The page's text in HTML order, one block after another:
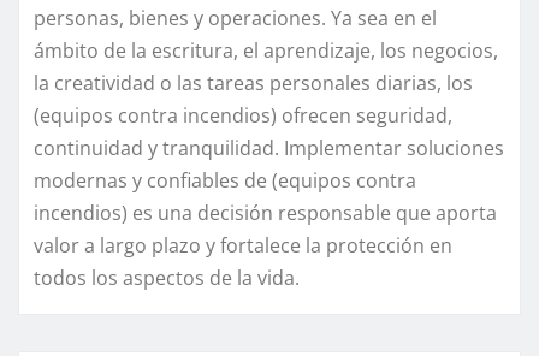
personas, bienes y operaciones. Ya sea en el
ámbito de la escritura, el aprendizaje, los negocios,
la creatividad o las tareas personales diarias, los
(equipos contra incendios) ofrecen seguridad,
continuidad y tranquilidad. Implementar soluciones
modernas y confiables de (equipos contra
incendios) es una decisión responsable que aporta
valor a largo plazo y fortalece la protección en
todos los aspectos de la vida.